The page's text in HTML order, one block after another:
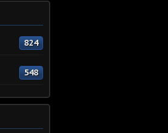
824
548